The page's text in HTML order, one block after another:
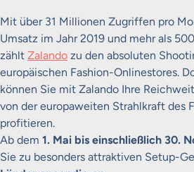
Mit über 31 Millionen Zugriffen pro
Umsatz im Jahr 2019 und mehr als
zählt Zalando zu den absoluten
europäischen Fashion-Onlinestores.
können Sie mit Zalando Ihre
von der europaweiten Strahlkraft des
profitieren.
Ab dem 1. Mai bis einschließlich 30.
Sie zu besonders attraktiven Setup-